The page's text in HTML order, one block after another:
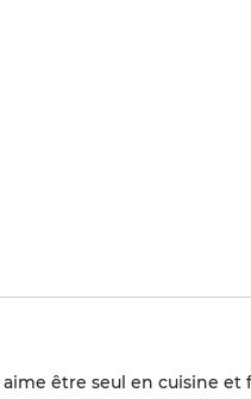
être seul en cuisine et